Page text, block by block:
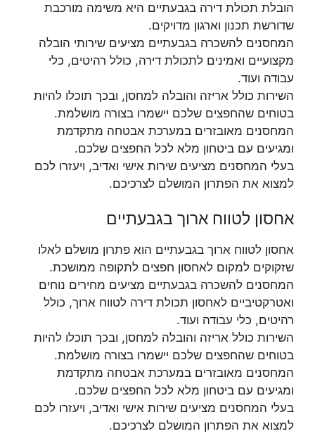
הובלת תכולת דירה בגבעתיים היא משימה מורכבת
שדורשת תכנון וארגון מדויקים.
המחסנים להשכרה בגבעתיים מציעים שירותי הובלה
מקצועיים ואמינים לתכולת דירה, כולל רהיטים, כלי
עבודה ועוד.
השירות כולל אריזה והובלה למחסן, ובכך תוכלו להיות
בטוחים שהחפצים שלכם יישמרו בצורה מושלמת.
המחסנים מאובזרים במערכת אבטחה מתקדמת
ומגיעים עם ביטחון מלא לכל החפצים שלכם.
בעלי המחסנים מציעים שירות אישי ואדיב, ויעזרו לכם
למצוא את הפתרון המושלם לצרכיכם.
אחסון לטווח ארוך בגבעתיים
אחסון לטווח ארוך בגבעתיים הוא פתרון מושלם לאלו
שזקוקים למקום לאחסון חפצים לתקופה ממושכת.
המחסנים להשכרה בגבעתיים מציעים מחירים נוחים
ואטרקטיביים לאחסון תכולת דירה לטווח ארוך, כולל
רהיטים, כלי עבודה ועוד.
השירות כולל אריזה והובלה למחסן, ובכך תוכלו להיות
בטוחים שהחפצים שלכם יישמרו בצורה מושלמת.
המחסנים מאובזרים במערכת אבטחה מתקדמת
ומגיעים עם ביטחון מלא לכל החפצים שלכם.
בעלי המחסנים מציעים שירות אישי ואדיב, ויעזרו לכם
למצוא את הפתרון המושלם לצרכיכם.